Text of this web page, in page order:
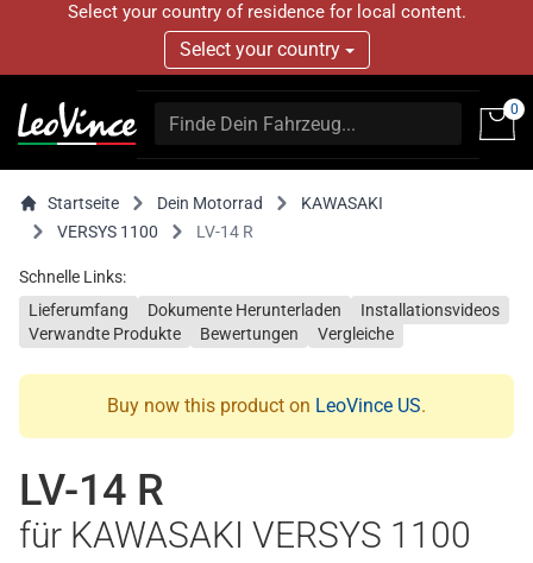
Select your country of residence for local content.
Select your country
0
Startseite Dein Motorrad
KAWASAKI
VERSYS 1100
LV-14 R
Schnelle Links:
Lieferumfang
Dokumente Herunterladen
Installationsvideos
Verwandte Produkte
Bewertungen Vergleiche
Buy now this product on LeoVince US.
LV-14 R
für KAWASAKI VERSYS 1100